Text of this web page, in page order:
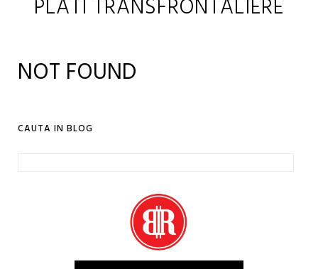
PLATI TRANSFRONTALIERE
NOT FOUND
CAUTA IN BLOG